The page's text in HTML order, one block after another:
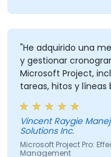
"He adquirido una
y gestionar
Microsoft Project,
tareas, hitos y
seguimiento del
y el análisis de la
planificación y
Vincent Raygie Maneja - Infinitecare
Solutions Inc.
Microsoft Project Pro:
Management